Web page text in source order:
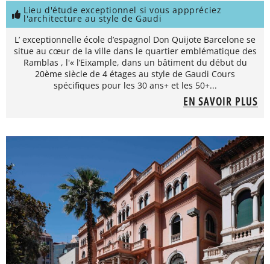
Lieu d'étude exceptionnel si vous apppréciez
l'architecture au style de Gaudi
L’ exceptionnelle école d’espagnol Don Quijote Barcelone se
situe au cœur de la ville dans le quartier emblématique des
Ramblas , l'« l’Eixample, dans un bâtiment du début du
20ème siècle de 4 étages au style de Gaudi Cours
spécifiques pour les 30 ans+ et les 50+...
EN SAVOIR PLUS